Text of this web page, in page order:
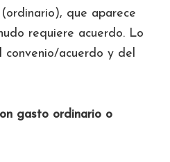
que aparece
requiere acuerdo. Lo
convenio/acuerdo y del
gasto ordinario o